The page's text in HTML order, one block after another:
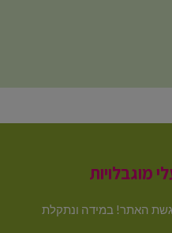
מוגבלויות
האתר! במידה ונתקלת